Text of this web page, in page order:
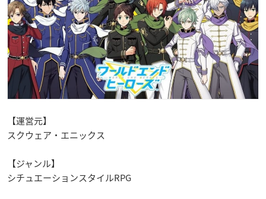
【運営元】
スクウェア・エニックス
【ジャンル】
シチュエーションスタイルRPG